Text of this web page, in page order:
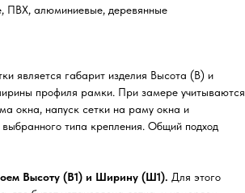
ПВХ, алюминиевые, деревянные
является габарит изделия Высота (В) и
профиля рамки. При замере учитываются
окна, напуск сетки на раму окна и
выбранного типа крепления. Общий подход
Высоту (В1) и Ширину (Ш1). Для этого